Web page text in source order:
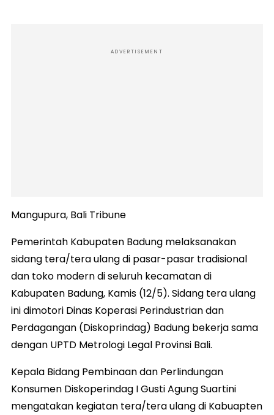
ADVERTISEMENT
Mangupura, Bali Tribune
Pemerintah Kabupaten Badung melaksanakan
sidang tera/tera ulang di pasar-pasar tradisional
dan toko modern di seluruh kecamatan di
Kabupaten Badung, Kamis (12/5). Sidang tera ulang
ini dimotori Dinas Koperasi Perindustrian dan
Perdagangan (Diskoprindag) Badung bekerja sama
dengan UPTD Metrologi Legal Provinsi Bali.
Kepala Bidang Pembinaan dan Perlindungan
Konsumen Diskoperindag I Gusti Agung Suartini
mengatakan kegiatan tera/tera ulang di Kabuapten